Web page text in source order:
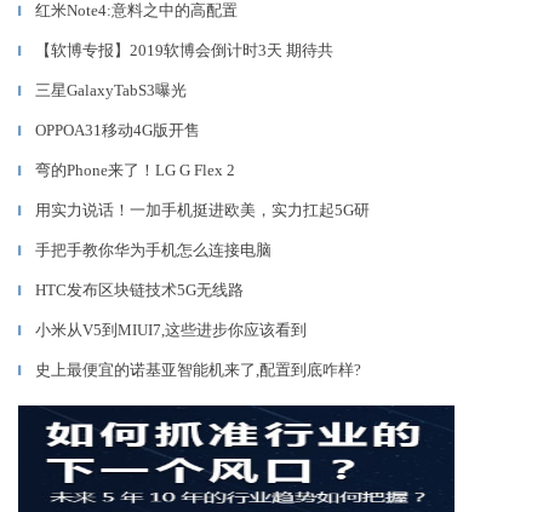
▎ 红米Note4:意料之中的高配置
▎ 【软博专报】2019软博会倒计时3天 期待共
▎ 三星GalaxyTabS3曝光
▎ OPPOA31移动4G版开售
▎ 弯的Phone来了！LG G Flex 2
▎ 用实力说话！一加手机挺进欧美，实力扛起5G研
▎ 手把手教你华为手机怎么连接电脑
▎ HTC发布区块链技术5G无线路
▎ 小米从V5到MIUI7,这些进步你应该看到
▎ 史上最便宜的诺基亚智能机来了,配置到底咋样?